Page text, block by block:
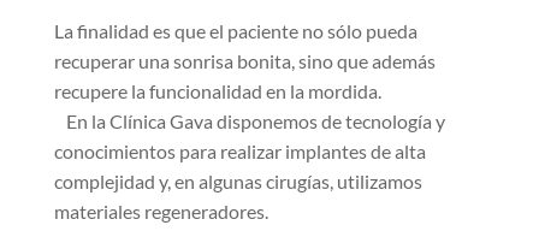
La finalidad es que el paciente no sólo pueda
recuperar una sonrisa bonita, sino que además
recupere la funcionalidad en la mordida.
En la Clínica Gava disponemos de tecnología y
conocimientos para realizar implantes de alta
complejidad y, en algunas cirugías, utilizamos
materiales regeneradores.